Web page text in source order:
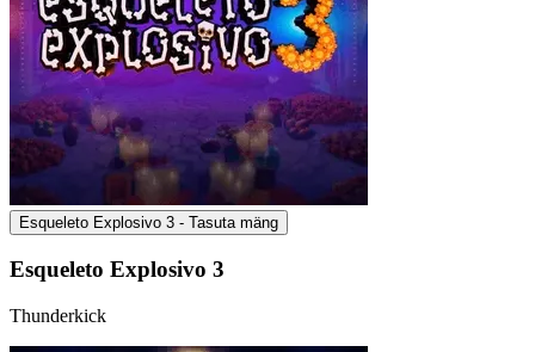
Esqueleto Explosivo 3 - Tasuta mäng
Esqueleto Explosivo 3
Thunderkick